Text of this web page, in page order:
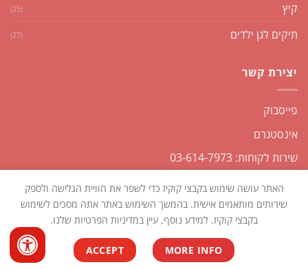
קיץ (25)
תיקים לגן ילדים (27)
יצירת קשר
פייסבוק
אינסטגרם
שירות לקוחות: 03-614-7973
כל הזכויות שמורות2026 © שקליקו| נבנה ומנוהל על ידי
WEmanage -
ניהול אתרים
האתר עושה שימוש בקבצי קוקיז כדי לשפר את חוויית הגלישה ולספק
שירותים מותאמים אישית. בהמשך השימוש באתר אתה מסכים לשימוש
בקבצי קוקיז. למידע נוסף, עיין במדיניות הפרטיות שלנו.
MORE INFO
ACCEPT